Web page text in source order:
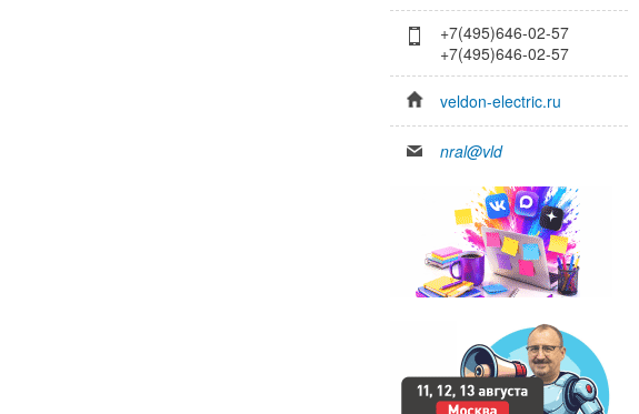
+7(495)646-02-57
+7(495)646-02-57
veldon-electric.ru
nral@vld